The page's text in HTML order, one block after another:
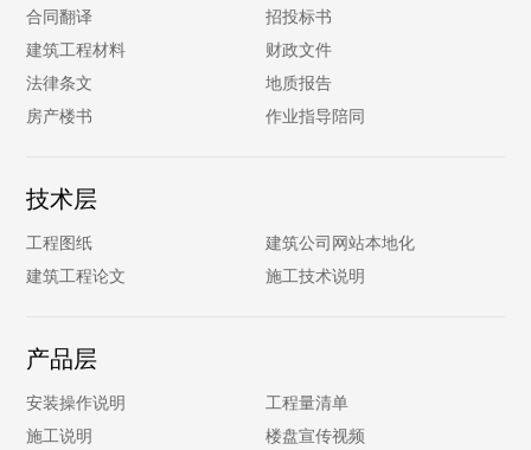
合同翻译
招投标书
建筑工程材料
财政文件
法律条文
地质报告
房产楼书
作业指导陪同
技术层
工程图纸
建筑公司网站本地化
建筑工程论文
施工技术说明
产品层
安装操作说明
工程量清单
施工说明
楼盘宣传视频